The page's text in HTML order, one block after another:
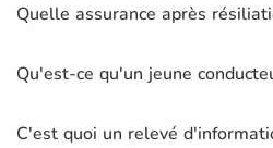
Quelle assurance après
Qu'est-ce qu'un jeune
C'est quoi un relevé